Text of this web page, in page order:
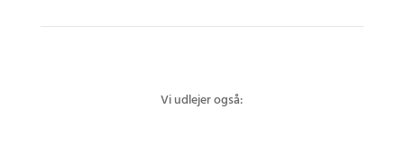
Vi udlejer også: